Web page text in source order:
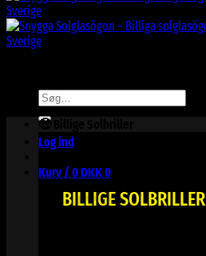
Søg
efter:
Log ind
Kurv / 0DKK0
🤑 Billige Solbriller
BILLIGE SOLBRILLER